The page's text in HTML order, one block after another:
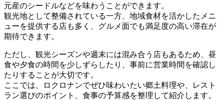
元産のシードルなどを味わうことができます。
観光地として整備されている一方、地域食材を活かしたメニ
ューを提供する店も多く、グルメ面でも満足度の高い滞在が
期待できます。
ただし、観光シーズンや週末には混み合う店もあるため、昼
食や夕食の時間を少しずらしたり、事前に営業時間を確認し
たりすることが大切です。
ここでは、ロクロナンでぜひ味わいたい郷土料理や、レスト
ラン選びのポイント、食事の予算感を整理して紹介します。